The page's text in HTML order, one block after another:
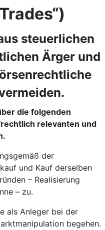
steuerlichen
Ärger und
die folgenden
relevanten und
der
und Kauf derselben
– Realisierung
– zu.
als Anleger bei der
begehen.